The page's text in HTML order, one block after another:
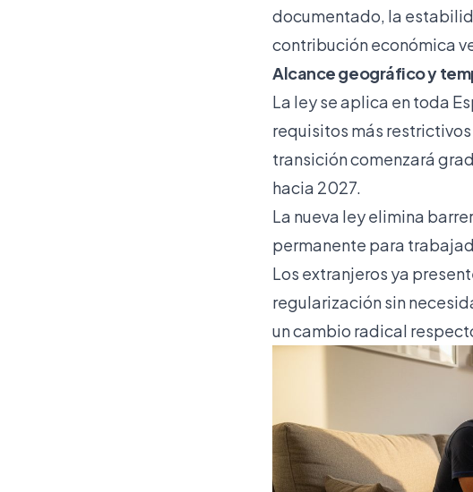
documentado, la
contribución económica
Alcance geográfico y
La ley se aplica en toda
requisitos más
transición comenzará
hacia 2027.
La nueva ley elimina
permanente para
Los extranjeros ya
regularización sin
un cambio radical